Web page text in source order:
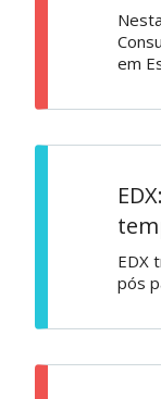
em
EDX
pós